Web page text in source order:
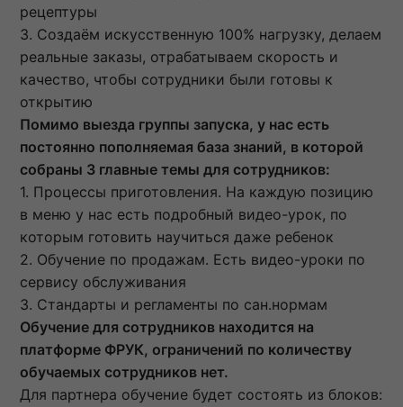
рецептуры
3. Создаём искусственную 100% нагрузку, делаем
реальные заказы, отрабатываем скорость и
качество, чтобы сотрудники были готовы к
открытию
Помимо выезда группы запуска, у нас есть
постоянно пополняемая база знаний, в которой
собраны 3 главные темы для сотрудников:
1. Процессы приготовления. На каждую позицию
в меню у нас есть подробный видео-урок, по
которым готовить научиться даже ребенок
2. Обучение по продажам. Есть видео-уроки по
сервису обслуживания
3. Стандарты и регламенты по сан.нормам
Обучение для сотрудников находится на
платформе ФРУК, ограничений по количеству
обучаемых сотрудников нет.
Для партнера обучение будет состоять из блоков: